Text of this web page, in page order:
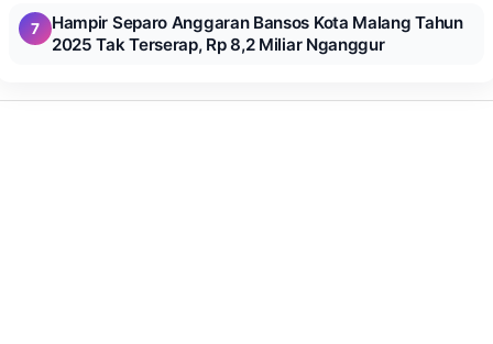
7
Hampir Separo Anggaran Bansos Kota Malang Tahun
2025 Tak Terserap, Rp 8,2 Miliar Nganggur